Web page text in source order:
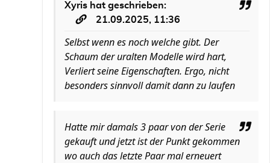
Xyris hat geschrieben:
21.09.2025, 11:36
Selbst wenn es noch welche gibt. Der
Schaum der uralten Modelle wird hart,
Verliert seine Eigenschaften. Ergo, nicht
besonders sinnvoll damit dann zu laufen
Hatte mir damals 3 paar von der Serie
gekauft und jetzt ist der Punkt gekommen
wo auch das letzte Paar mal erneuert